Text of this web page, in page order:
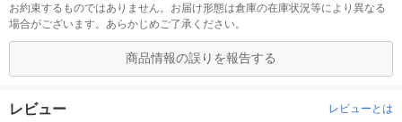
お約束するものではありません。お届け形態は倉庫の在庫状況等により異なる
場合がございます。あらかじめご了承ください。
商品情報の誤りを報告する
レビュー レビューとは